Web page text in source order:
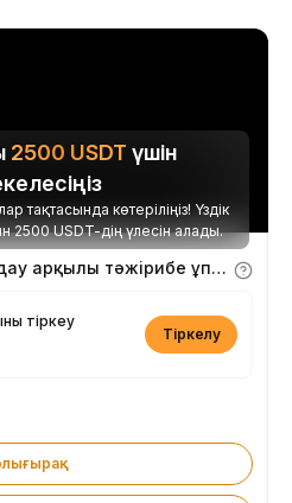
2500 USDT үшін
тақтасында көтеріліңіз! Үздік
2500 USDT-дің үлесін алады.
Тапсырмаларды орындау арқылы тәжірибе ұпайларын алыңыз
тіркеу
Тіркелу